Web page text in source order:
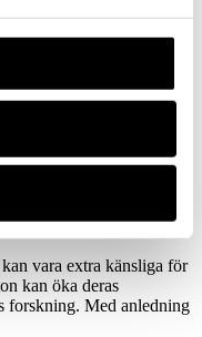
det är för tidigt att
det svaga intresset för
...
vara extra känsliga för
kan öka deras
forskning. Med anledning